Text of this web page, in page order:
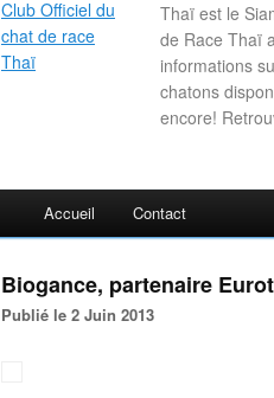
Thaï est le
de Race Thaï
informations
chatons
encore!
Accueil Contact
Biogance, partenaire
Publié le 2 Juin 2013